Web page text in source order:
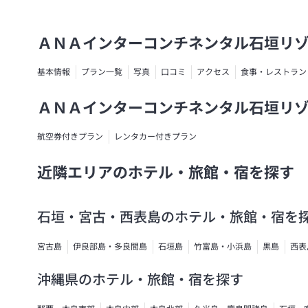
ＡＮＡインターコンチネンタル石垣
基本情報 プラン一覧 写真 口コミ アクセス 食事・レストラン
ＡＮＡインターコンチネンタル石垣
航空券付きプラン レンタカー付きプラン
近隣エリアのホテル・旅館・宿を探す
石垣・宮古・西表島のホテル・旅館・宿を
宮古島 伊良部島・多良間島 石垣島 竹富島・小浜島 黒島 西
沖縄県のホテル・旅館・宿を探す